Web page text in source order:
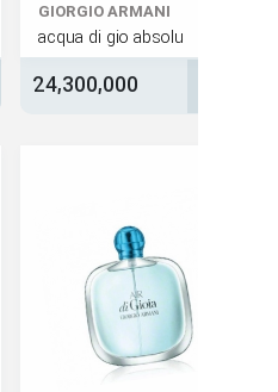
GIORGIO ARMANI
acqua di gio absolu
24,300,000